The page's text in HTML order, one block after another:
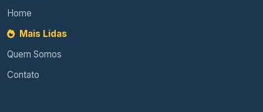
Home
Mais Lidas
Quem Somos
Contato